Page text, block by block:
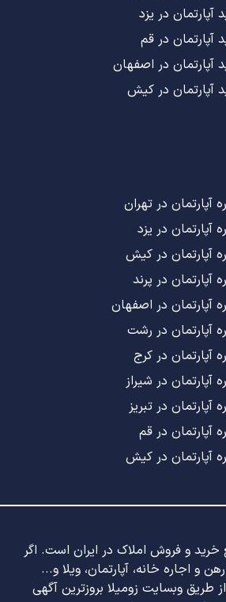
آپارتمان در یزد
آپارتمان در قم
آپارتمان در اصفهان
آپارتمان در کیش
آپارتمان در تهران
آپارتمان در یزد
آپارتمان در کیش
آپارتمان در پرند
آپارتمان در اصفهان
آپارتمان در رشت
آپارتمان در کرج
آپارتمان در شیراز
آپارتمان در تبریز
آپارتمان در قم
آپارتمان در کیش
خرید و فروش املاک در ایران است. اگر
و اجاره خانه، آپارتمان، ویلا و...
طریق وبسایت زومیلا بروزترین آگهی